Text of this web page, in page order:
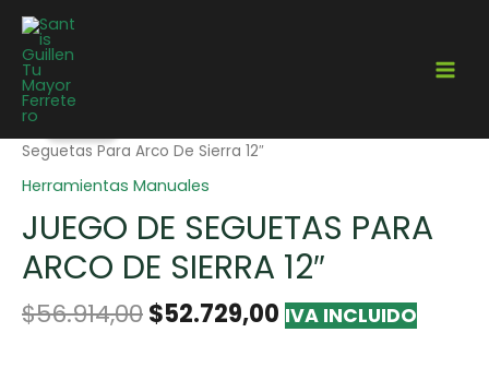
Seguetas Para Arco De Sierra 12″
Herramientas Manuales
JUEGO DE SEGUETAS PARA
ARCO DE SIERRA 12″
$56.914,00$52.729,00 IVA INCLUIDO